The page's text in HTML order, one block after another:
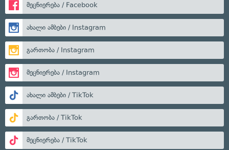
მეცნიერება / Facebook
ახალი ამბები / Instagram
გართობა / Instagram
მეცნიერება / Instagram
ახალი ამბები / TikTok
გართობა / TikTok
მეცნიერება / TikTok